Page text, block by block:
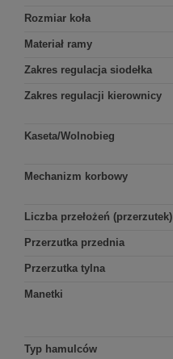
Rozmiar koła
Materiał ramy
Zakres regulacja siodełka
Zakres regulacji kierownicy
Kaseta/Wolnobieg
Mechanizm korbowy
Liczba przełożeń (przerzutek)
Przerzutka przednia
Przerzutka tylna
Manetki
Typ hamulców